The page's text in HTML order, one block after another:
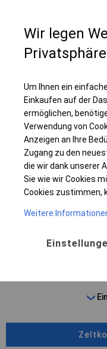
KONSTRUKTION
SUMMER
ROHRE
Stahl ca.fi 38 mm
Wir legen
Um Ihnen ein
Einkaufen auf der
ermöglichen,
Verwendung von
Anzeigen an Ihre
Zugang zu den
die wir dank unserer
Sie wie wir Cookies
Cookies zustimmen,
Weitere